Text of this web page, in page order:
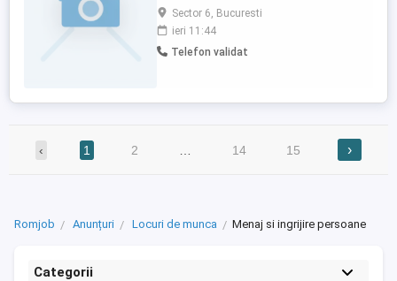
săptămână una din ele fiind sâmbăta iar
cealaltă la alegere in cursul săptămânii
Rog seriozitate și ofer seriozitate Mai
multe detalii lăsați mesaj sau la telefon
Sector 6, Bucuresti
ieri 11:44
Telefon validat
‹ 1 2 14 15 ›
Romjob Anunțuri Locuri de munca Menaj si ingrijire persoane
Categorii